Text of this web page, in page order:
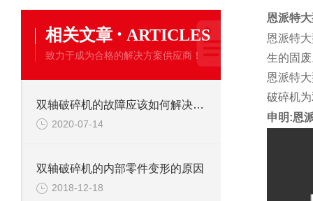
相关文章 · ARTICLES
致力于成为合格的解决方案供应商！
双轴破碎机的故障应该如何解决呢？
2020-07-14
双轴破碎机的内部零件变形的原因
2018-12-18
恩派特
恩派特
生的固
恩派特
破碎机
申明:恩